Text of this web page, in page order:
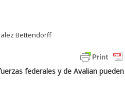
Bettendorff
federales y de Avalian